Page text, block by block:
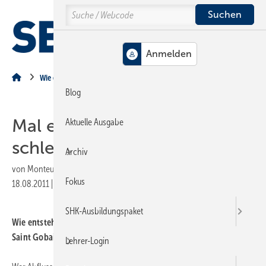
Hauptinhalt
Hauptmenü
SiteSearch
Wie entsteht eigentlich…
Mal eben ein Rohr
schleudern
von Monteur
18.08.2011
Druckvorschau
Wie entsteht eigentlich ein Gussrohr für Entwässerungsanlagen?
Saint Gobain hat’s gezeigt.
Search
Blog
Aktuelle Ausgabe
Archiv
Fokus
SHK-Ausbildungspaket
Lehrer-Login